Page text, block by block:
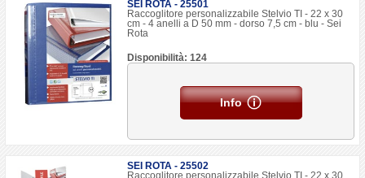
SEI ROTA - 25501
Raccoglitore personalizzabile Stelvio TI - 22 x 30
cm - 4 anelli a D 50 mm - dorso 7,5 cm - blu - Sei
Rota
Disponibilità: 124
Info
SEI ROTA - 25502
Raccoglitore personalizzabile Stelvio TI - 22 x 30